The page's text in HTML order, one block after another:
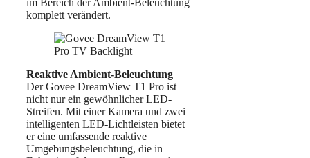
im Bereich der Ambient-Beleuchtung
komplett verändert.
Reaktive Ambient-Beleuchtung
Der Govee DreamView T1 Pro ist
nicht nur ein gewöhnlicher LED-
Streifen. Mit einer Kamera und zwei
intelligenten LED-Lichtleisten bietet
er eine umfassende reaktive
Umgebungsbeleuchtung, die in